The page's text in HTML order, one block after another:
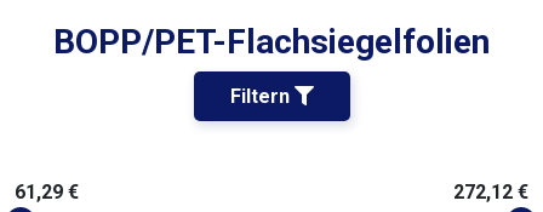
BOPP/PET-Flachsiegelfolien
Filtern
61,29 € 272,12 €